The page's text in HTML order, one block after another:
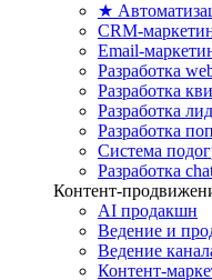
★
CRM-
Email-
Разработка
Разработка
Разработка
Разработка
Система
Разработка
Контент-
AI продакшн
Ведение и
Ведение
Контент-